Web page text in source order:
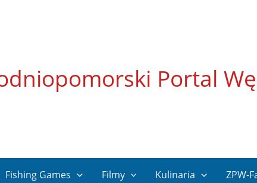
Portal
Fishing Games Filmy Kulinaria ZPW-